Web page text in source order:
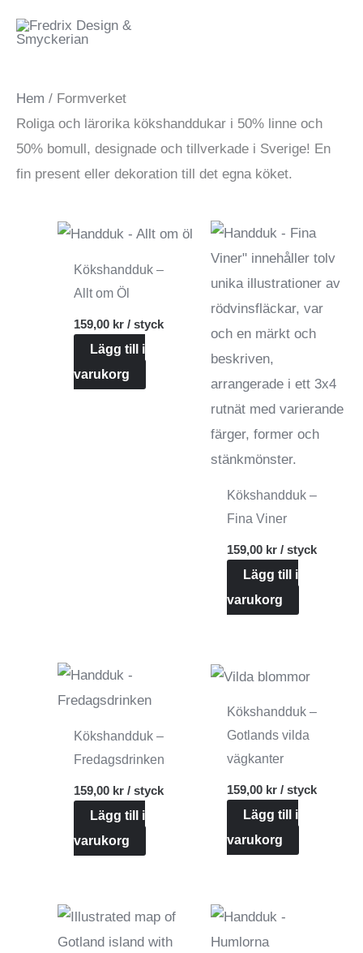
Hem / Formverket
Roliga och lärorika kökshanddukar i 50% linne och
50% bomull, designade och tillverkade i Sverige! En
fin present eller dekoration till det egna köket.
Kökshandduk –
Allt om Öl
159,00 kr / styck
Lägg till i
varukorg
Kökshandduk –
Fina Viner
159,00 kr/ styck
Lägg till i
varukorg
Kökshandduk –
Fredagsdrinken
159,00 kr / styck
Lägg till i
varukorg
Kökshandduk –
Gotlands vilda
vägkanter
159,00 kr/ styck
Lägg till i
varukorg